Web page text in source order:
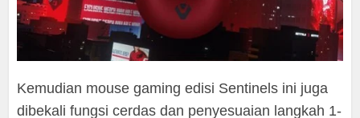
Kemudian mouse gaming edisi Sentinels ini juga
dibekali fungsi cerdas dan penyesuaian langkah 1-